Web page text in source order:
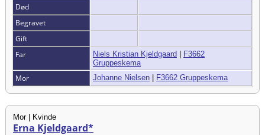
Død
Begravet
Gift
Far
Niels Kristian Kjeldgaard | F3662
Gruppeskema
Mor Johanne Nielsen | F3662 Gruppeskema
Mor | Kvinde
Erna Kjeldgaard*